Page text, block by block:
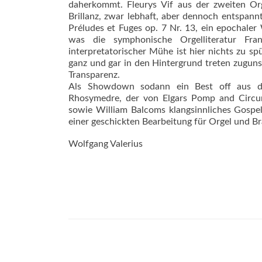
daherkommt. Fleurys Vif aus der zweiten
Brillanz, zwar lebhaft, aber dennoch
Préludes et Fuges op. 7 Nr. 13, ein
was die symphonische Orgelliteratur
interpretatorischer Mühe ist hier nichts zu
ganz und gar in den Hintergrund treten
Transparenz.
Als Showdown sodann ein Best off aus
Rhosymedre, der von Elgars Pomp and
sowie William Balcoms klangsinnliches
einer geschickten Bearbeitung für Orgel und
Wolfgang Valerius